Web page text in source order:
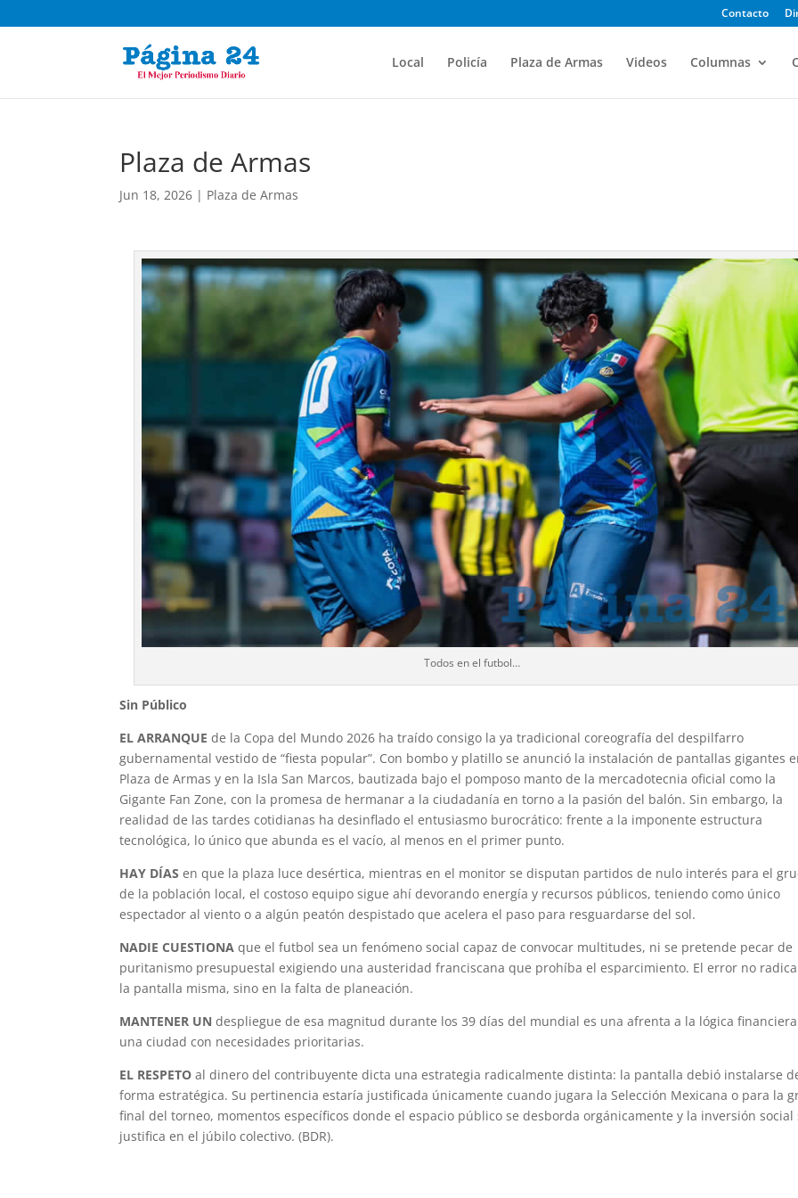
Contacto
Local Policía Plaza de Armas Videos Columnas
Plaza de Armas
Jun 18, 2026 | Plaza de Armas
Todos en el futbol…
Sin Público
EL ARRANQUEde la Copa del Mundo 2026 ha traído consigo la ya tradicional coreografía del despilfarro
gubernamental vestido de “fiesta popular”. Con bombo y platillo se anunció la instalación de pantallas gigantes
Plaza de Armas y en la Isla San Marcos, bautizada bajo el pomposo manto de la mercadotecnia oficial como la
Gigante Fan Zone, con la promesa de hermanar a la ciudadanía en torno a la pasión del balón. Sin embargo, la
realidad de las tardes cotidianas ha desinflado el entusiasmo burocrático: frente a la imponente estructura
tecnológica, lo único que abunda es el vacío, al menos en el primer punto.
HAY DÍASen que la plaza luce desértica, mientras en el monitor se disputan partidos de nulo interés para el
de la población local, el costoso equipo sigue ahí devorando energía y recursos públicos, teniendo como único
espectador al viento o a algún peatón despistado que acelera el paso para resguardarse del sol.
NADIE CUESTIONAque el futbol sea un fenómeno social capaz de convocar multitudes, ni se pretende pecar de
puritanismo presupuestal exigiendo una austeridad franciscana que prohíba el esparcimiento. El error no
la pantalla misma, sino en la falta de planeación.
MANTENER UNdespliegue de esa magnitud durante los 39 días del mundial es una afrenta a la lógica
una ciudad con necesidades prioritarias.
EL RESPETOal dinero del contribuyente dicta una estrategia radicalmente distinta: la pantalla debió instalarse
forma estratégica. Su pertinencia estaría justificada únicamente cuando jugara la Selección Mexicana o para la
final del torneo, momentos específicos donde el espacio público se desborda orgánicamente y la inversión social
justifica en el júbilo colectivo. (BDR).